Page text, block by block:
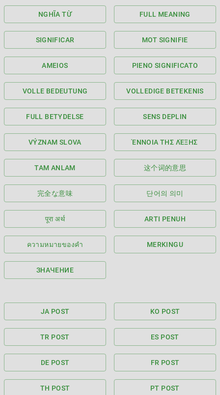
NGHĨA TỪ FULL MEANING
SIGNIFICAR MOT SIGNIFIE
AMEIOS PIENO SIGNIFICATO
VOLLE BEDEUTUNG VOLLEDIGE BETEKENIS
FULL BETYDELSE SENS DEPLIN
VÝZNAM SLOVA ΈΝΝΟΙΑ ΤΗΣ ΛΈΞΗΣ
TAM ANLAM 这个词的意思
完全な意味 단어의 의미
पूरा अर्थ ARTI PENUH
ความหมายของคำ MERKINGU
ЗНАЧЕНИЕ
JA POST KO POST
TR POST ES POST
DE POST FR POST
TH POST PT POST